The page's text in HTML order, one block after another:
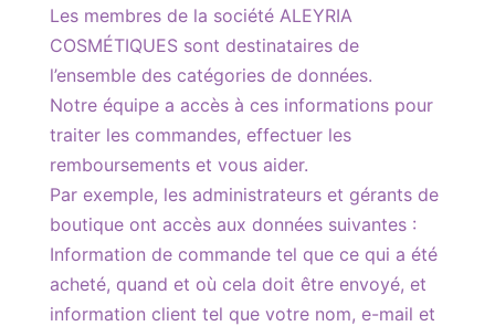
Les membres de la société ALEYRIA
COSMÉTIQUES sont destinataires de
l’ensemble des catégories de données.
Notre équipe a accès à ces informations pour
traiter les commandes, effectuer les
remboursements et vous aider.
Par exemple, les administrateurs et gérants de
boutique ont accès aux données suivantes :
Information de commande tel que ce qui a été
acheté, quand et où cela doit être envoyé, et
information client tel que votre nom, e-mail et